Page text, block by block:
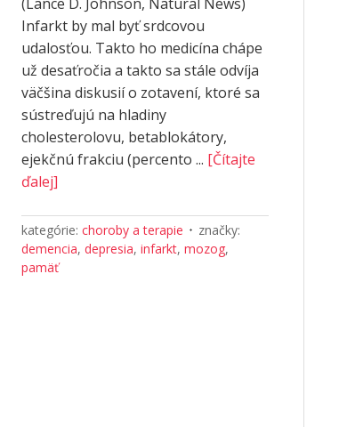
Infarkt by mal byť srdcovou
udalosťou. Takto ho medicína chápe
už desaťročia a takto sa stále odvíja
väčšina diskusií o zotavení, ktoré sa
sústreďujú na hladiny
cholesterolovu, betablokátory,
ejekčnú frakciu (percento ... [Čítajte
ďalej]
kategórie: choroby a terapie
značky:
demencia, depresia, infarkt, mozog,
pamäť